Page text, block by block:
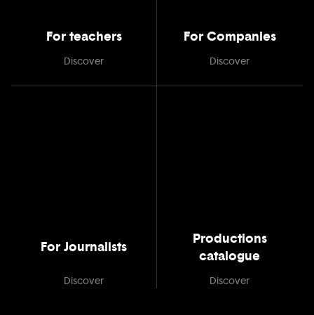
For teachers
Discover
For Companies
Discover
For Journalists
Discover
Productions
catalogue
Discover